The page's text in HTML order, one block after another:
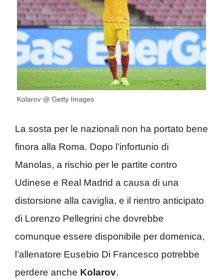
Kolarov @ Getty Images
La sosta per le nazionali non ha portato bene
finora alla Roma. Dopo l’infortunio di
Manolas, a rischio per le partite contro
Udinese e Real Madrid a causa di una
distorsione alla caviglia, e il rientro anticipato
di Lorenzo Pellegrini che dovrebbe
comunque essere disponibile per domenica,
l’allenatore Eusebio Di Francesco potrebbe
perdere anche Kolarov.